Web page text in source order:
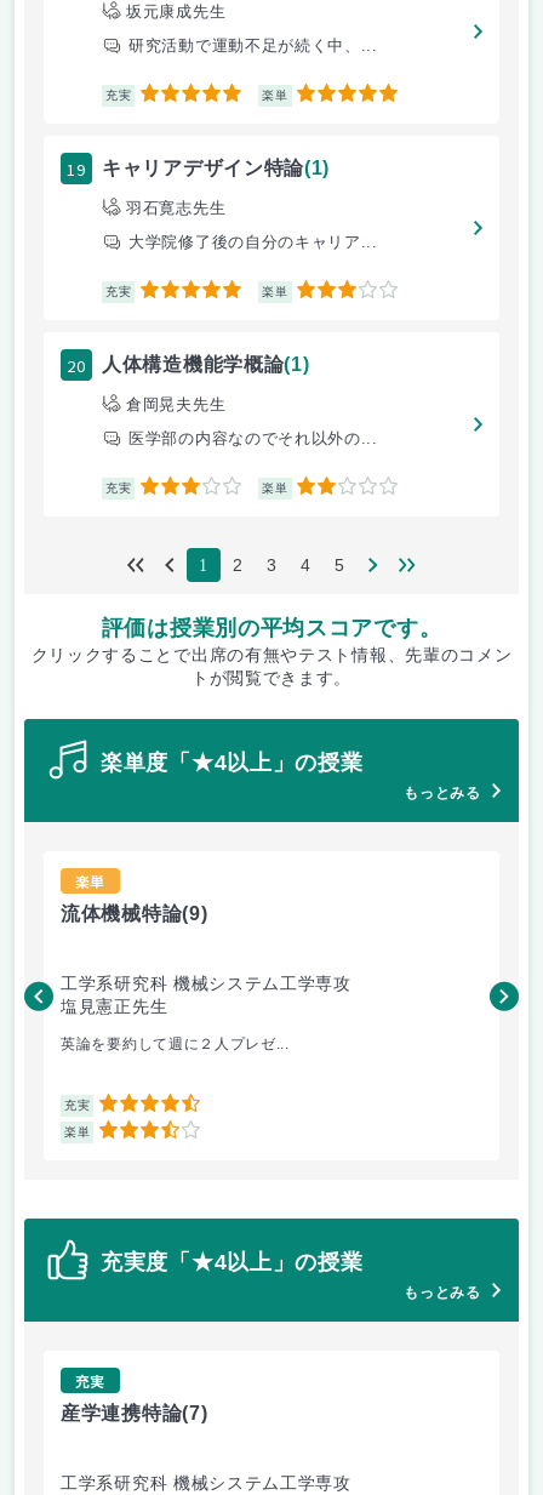
坂元康成先生
研究活動で運動不足が続く中、...
充実 5 楽単 5
19 キャリアデザイン特論(1)
羽石寛志先生
大学院修了後の自分のキャリア...
充実 5 楽単 3
20 人体構造機能学概論(1)
倉岡晃夫先生
医学部の内容なのでそれ以外の...
充実 3 楽単 2
1 2 3 4 5
評価は授業別の平均スコアです。
クリックすることで出席の有無やテスト情報、先輩のコメン
トが閲覧できます。
楽単度「★4以上」の授業
もっとみる
楽単
流体機械特論(9)
工学系研究科 機械システム工学専攻
塩見憲正先生
英論を要約して週に２人プレゼ...
充実 4.5
楽単 3.5
佐
充実度「★4以上」の授業
もっとみる
充実
産学連携特論(7)
工学系研究科 機械システム工学専攻